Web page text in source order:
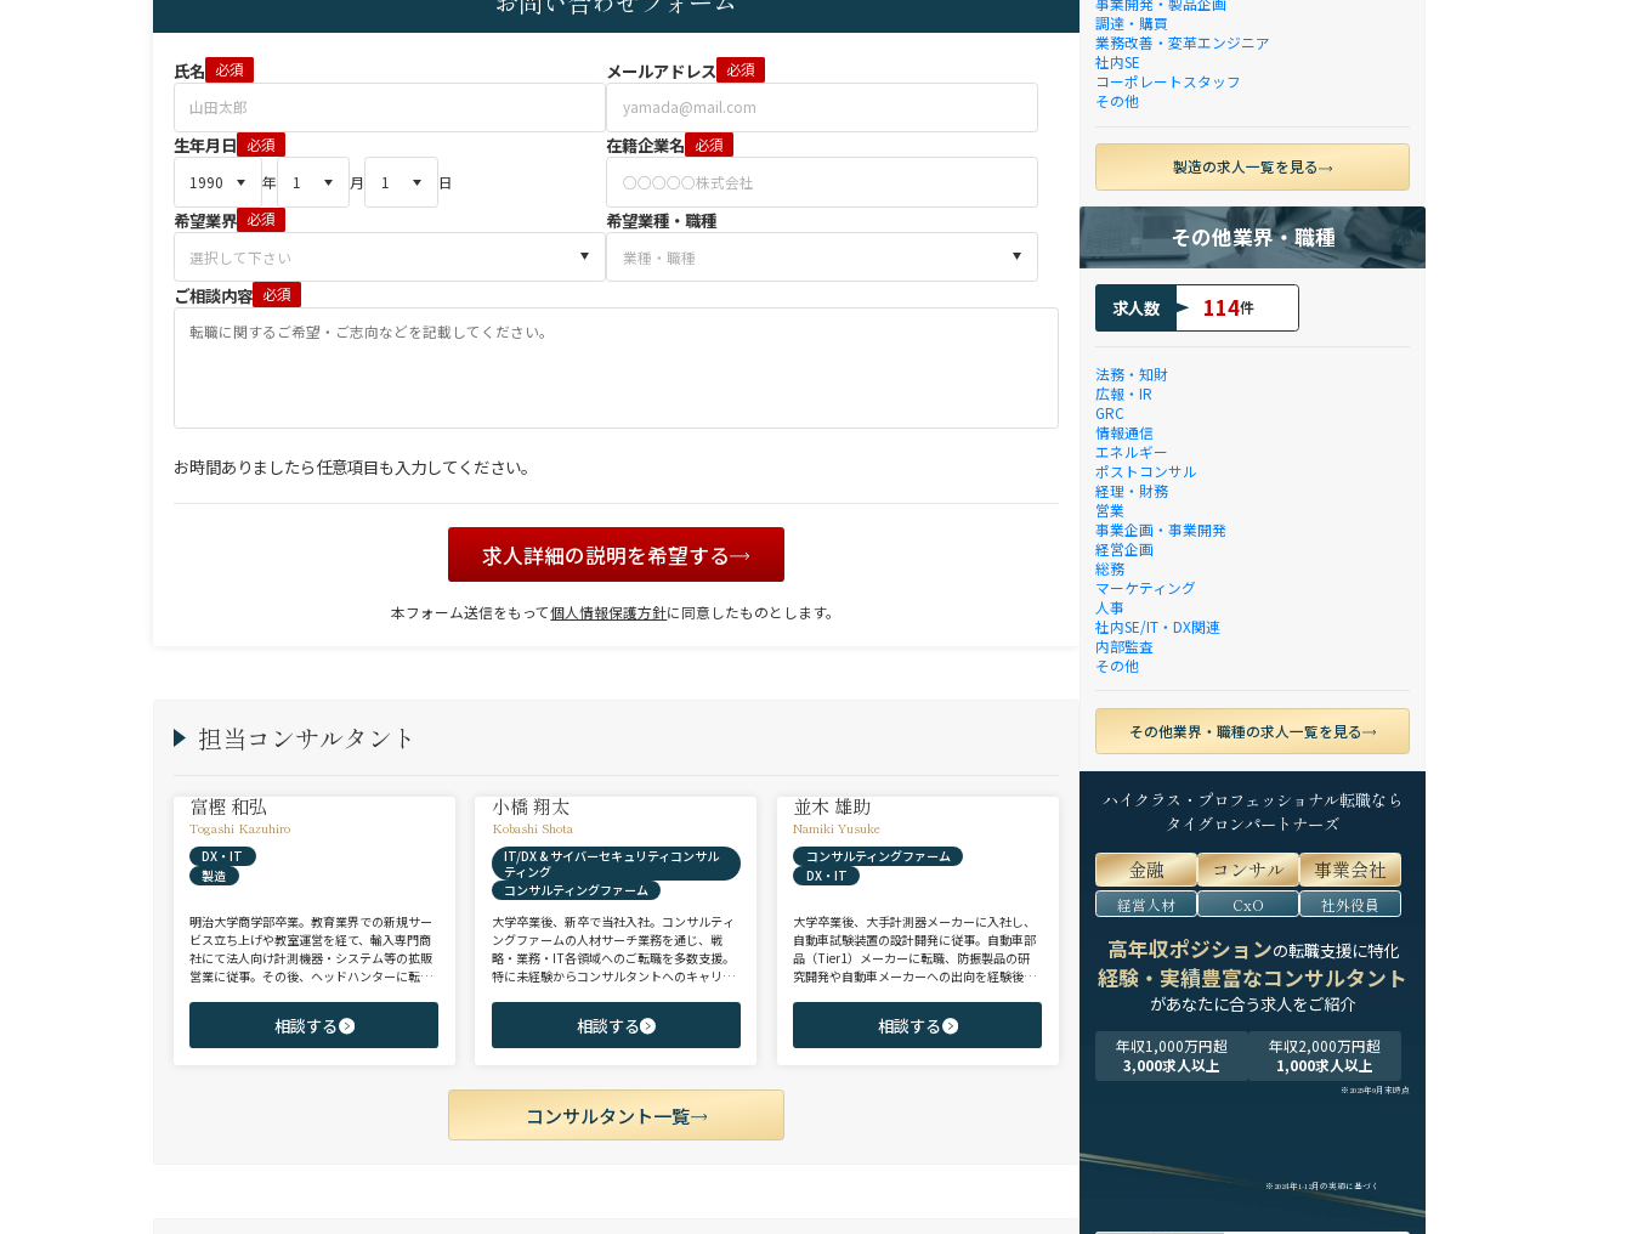
氏名 必須 メールアドレス 必須
生年月日 必須
年
月 日
在籍企業名 必須
希望業界 必須 希望業種・職種
ご相談内容 必須
お時間ありましたら任意項目も入力してください。
求人詳細の説明を希望する
本フォーム送信をもって個人情報保護方針に同意したものとします。
担当コンサルタント
富樫 和弘
Togashi Kazuhiro
DX・IT
製造
明治大学商学部卒業。教育業界での新規サー
ビス立ち上げや教室運営を経て、輸入専門商
社にて法人向け計測機器・システム等の拡販
営業に従事。その後、ヘッドハンターに転身
て当社に参画。 製造全般/プラントエンジニ
アリング/物流/SIer/SaaSまで幅広い領域、職
相談する
小橋 翔太
Kobashi Shota
IT/DX & サイバーセキュリティコンサル
ティング
コンサルティングファーム
大学卒業後、新卒で当社入社。コンサルティ
ングファームの人材サーチ業務を通じ、戦
略・業務・IT各領域へのご転職を多数支援。
特に未経験からコンサルタントへのキャリア
ご志向と市場動向を踏まえ最適なキャリアを
ご提案させていただきます。
相談する
並木 雄助
Namiki Yusuke
コンサルティングファーム
DX・IT
大学卒業後、大手計測器メーカーに入社し、
自動車試験装置の設計開発に従事。自動車部
品（Tier1）メーカーに転職、防振製品の研
究開発や自動車メーカーへの出向を経験後、
ど幅広いご支援実績。 【受賞歴】 ・日経転職
版 Performance Award Executive部門 MVP ・
相談する
コンサルタント一覧
調達・購買
業務改善・変革エンジニア
社内SE
コーポレートスタッフ
その他
製造の求人一覧を見る
その他業界・職種
求人数 114件
法務・知財
広報・IR
GRC
情報通信
エネルギー
ポストコンサル
経理・財務
営業
事業企画・事業開発
経営企画
総務
マーケティング
人事
社内SE/IT・DX関連
内部監査
その他
その他業界・職種の求人一覧を見る
ハイクラス・プロフェッショナル転職なら
タイグロンパートナーズ
金融 コンサル 事業会社
経営人材 CxO 社外役員
高年収ポジションの転職支援に特化
経験・実績豊富なコンサルタント
があなたに合う求人をご紹介
年収1,000万円超
3,000求人以上
年収2,000万円超
1,000求人以上
※2025年9月末時点
※2024年1-12月の実績に基づく